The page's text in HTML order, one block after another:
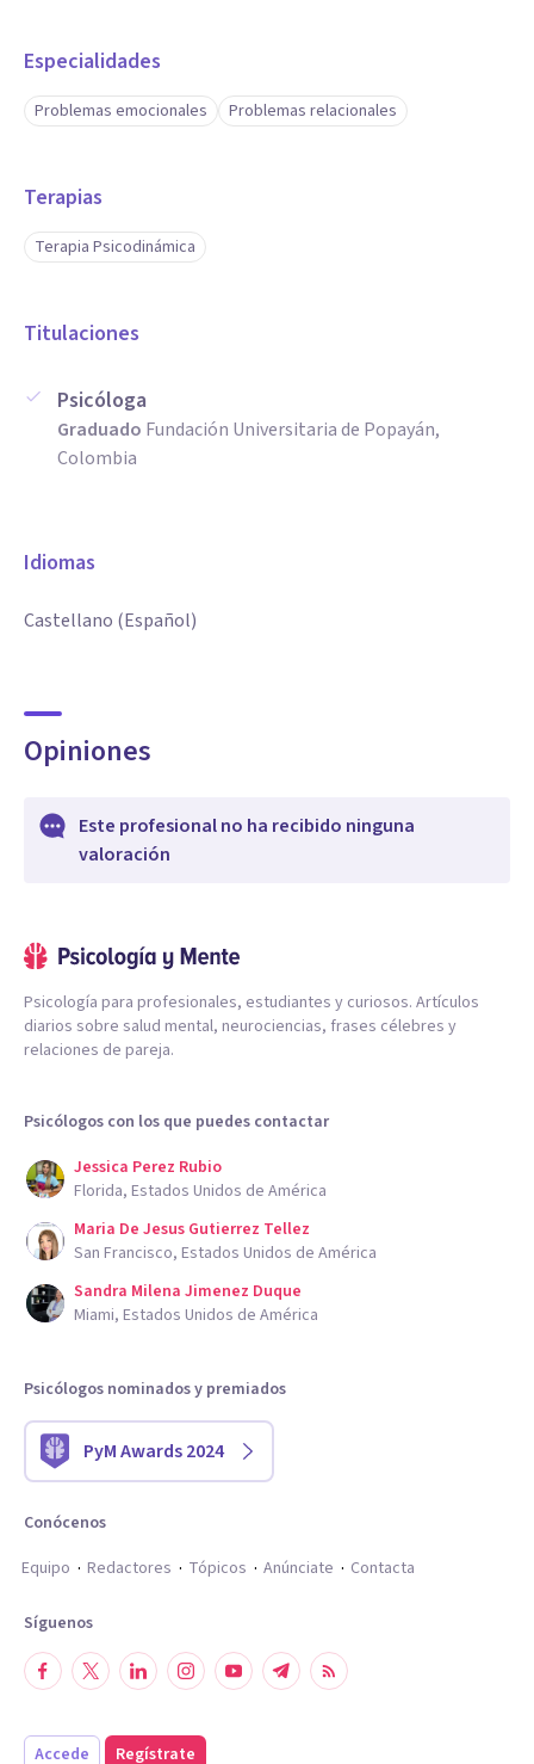
Especialidades
Problemas emocionales Problemas relacionales
Terapias
Terapia Psicodinámica
Titulaciones
Psicóloga
Graduado Fundación Universitaria de Popayán,
Colombia
Idiomas
Castellano (Español)
Opiniones
Este profesional no ha recibido ninguna
valoración
Psicología para profesionales, estudiantes y curiosos. Artículos
diarios sobre salud mental, neurociencias, frases célebres y
relaciones de pareja.
Psicólogos con los que puedes contactar
Jessica Perez Rubio
Florida, Estados Unidos de América
Maria De Jesus Gutierrez Tellez
San Francisco, Estados Unidos de América
Sandra Milena Jimenez Duque
Miami, Estados Unidos de América
Psicólogos nominados y premiados
PyM Awards 2024
Conócenos
Equipo
Redactores Tópicos Anúnciate Contacta
Síguenos
Accede Regístrate